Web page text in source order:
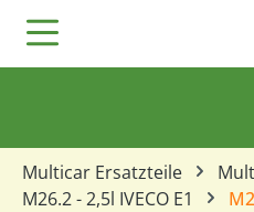
Multicar Ersatzteile
M26.2 - 2,5l IVECO E1